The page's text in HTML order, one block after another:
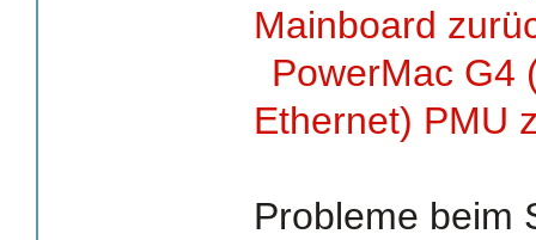
Mainboard
PowerMac G4
Ethernet) PMU
Probleme beim